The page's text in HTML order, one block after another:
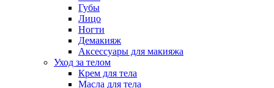
Губы
Лицо
Ногти
Демакияж
Аксессуары для макияжа
Уход за телом
Крем для тела
Масла для тела